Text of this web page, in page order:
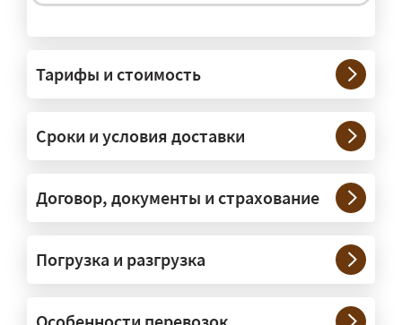
— На тралах и низкорамниках —
платформах, рассчитанных на
крупногабаритную технику и
конструкции. Транспорт подбираем
под конкретные размеры и вес груза.
сопровождение?
Тарифы и стоимость
Сроки и условия доставки
Договор, документы и страхование
Погрузка и разгрузка